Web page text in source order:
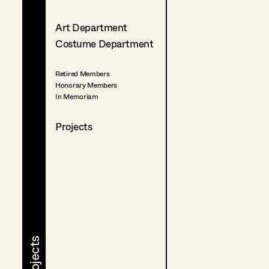
Art Department
Costume Department
Retired Members
Honorary Members
In Memoriam
Projects